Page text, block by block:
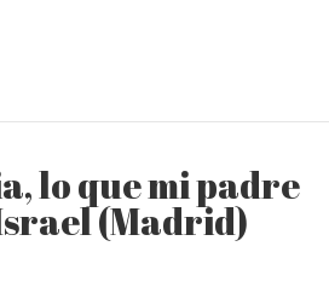
lo que mi padre
(Madrid)